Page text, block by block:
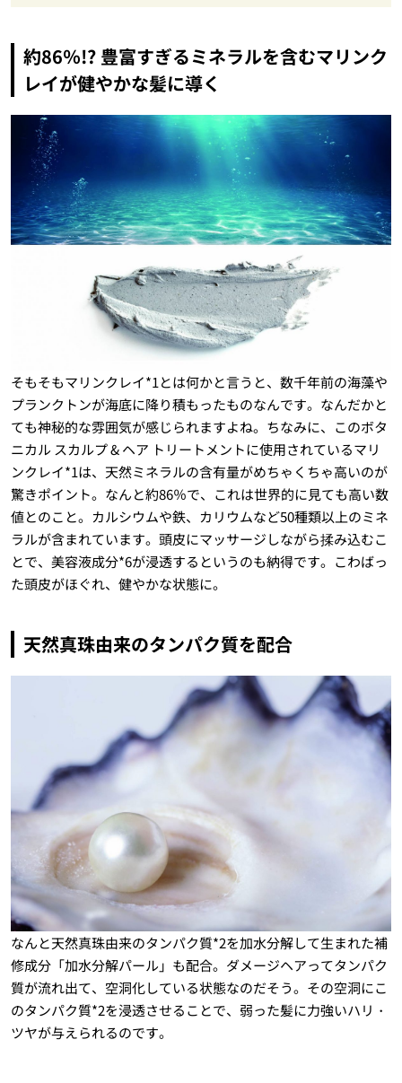
約86％!? 豊富すぎるミネラルを含むマリンク
レイが健やかな髪に導く
そもそもマリンクレイ*1とは何かと言うと、数千年前の海藻や
プランクトンが海底に降り積もったものなんです。なんだかと
ても神秘的な雰囲気が感じられますよね。ちなみに、このボタ
ニカル スカルプ & ヘア トリートメントに使用されているマリ
ンクレイ*1は、天然ミネラルの含有量がめちゃくちゃ高いのが
驚きポイント。なんと約86％で、これは世界的に見ても高い数
値とのこと。カルシウムや鉄、カリウムなど50種類以上のミネ
ラルが含まれています。頭皮にマッサージしながら揉み込むこ
とで、美容液成分*6が浸透するというのも納得です。こわばっ
た頭皮がほぐれ、健やかな状態に。
天然真珠由来のタンパク質を配合
なんと天然真珠由来のタンパク質*2を加水分解して生まれた補
修成分「加水分解パール」も配合。ダメージヘアってタンパク
質が流れ出て、空洞化している状態なのだそう。その空洞にこ
のタンパク質*2を浸透させることで、弱った髪に力強いハリ・
ツヤが与えられるのです。